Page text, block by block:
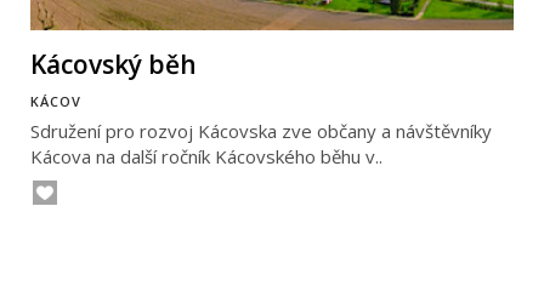
Kácovský běh
KÁCOV
Sdružení pro rozvoj Kácovska zve občany a návštěvníky
Kácova na další ročník Kácovského běhu v..